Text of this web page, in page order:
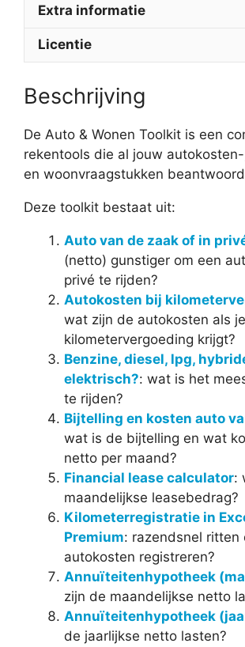
Extra informatie
Licentie
Beschrijving
De Auto & Wonen Toolkit is een
rekentools die al jouw
en woonvraagstukken
Deze toolkit bestaat uit:
Auto van de zaak of in
(netto) gunstiger om een
privé te rijden?
Autokosten bij
wat zijn de autokosten als
kilometervergoeding krijgt?
Benzine, diesel, lpg,
elektrisch?: wat is het
te rijden?
Bijtelling en kosten auto
wat is de bijtelling en wat
netto per maand?
Financial lease calculator:
maandelijkse leasebedrag?
Kilometerregistratie in
Premium: razendsnel ritten
autokosten registreren?
Annuïteitenhypotheek
zijn de maandelijkse netto
Annuïteitenhypotheek
de jaarlijkse netto lasten?